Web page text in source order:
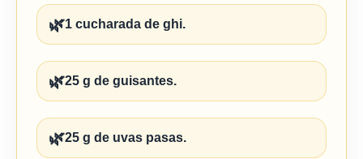
🌿1 cucharada de ghi.
🌿25 g de guisantes.
🌿25 g de uvas pasas.